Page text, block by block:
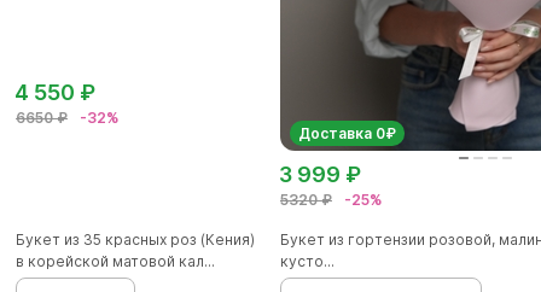
6650 ₽ -32%
4 550 ₽
Букет из 35 красных роз (Кения)
в корейской матовой кал...
Доставка 0₽
5320 ₽ -25%
3 999 ₽
Букет из гортензии розовой,
кусто...